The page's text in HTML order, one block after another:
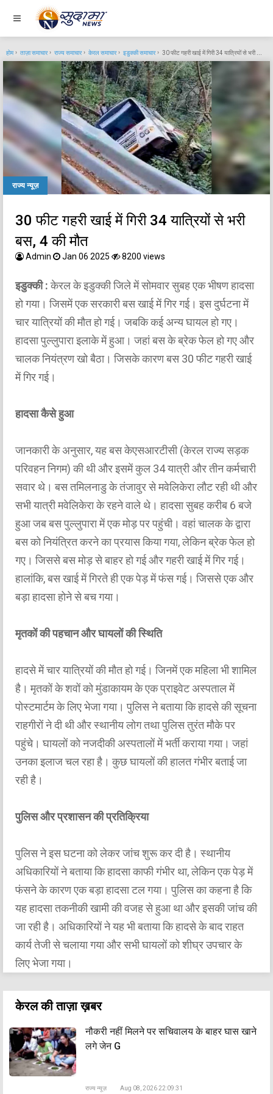
होम ताज़ा समाचार राज्य समाचार केरल समाचार इडुक्की समाचार 30 फीट गहरी खाई में गिरी 34 यात्रियों से भरी बस, 4 की मौत
राज्य न्यूज़
30 फीट गहरी खाई में गिरी 34 यात्रियों से भरी
बस, 4 की मौत
Admin Jan 06 2025 8200 views
इडुक्की :केरल के इडुक्की जिले में सोमवार सुबह एक भीषण हादसा
हो गया। जिसमें एक सरकारी बस खाई में गिर गई। इस दुर्घटना में
चार यात्रियों की मौत हो गई। जबकि कई अन्य घायल हो गए।
हादसा पुल्लुपारा इलाके में हुआ। जहां बस के ब्रेक फेल हो गए और
चालक नियंत्रण खो बैठा। जिसके कारण बस 30 फीट गहरी खाई
में गिर गई।
हादसा कैसे हुआ
जानकारी के अनुसार, यह बस केएसआरटीसी (केरल राज्य सड़क
परिवहन निगम) की थी और इसमें कुल 34 यात्री और तीन कर्मचारी
सवार थे। बस तमिलनाडु के तंजावुर से मवेलिकेरा लौट रही थी और
सभी यात्री मवेलिकेरा के रहने वाले थे। हादसा सुबह करीब 6 बजे
हुआ जब बस पुल्लुपारा में एक मोड़ पर पहुंची। वहां चालक के द्वारा
बस को नियंत्रित करने का प्रयास किया गया, लेकिन ब्रेक फेल हो
गए। जिससे बस मोड़ से बाहर हो गई और गहरी खाई में गिर गई।
हालांकि, बस खाई में गिरते ही एक पेड़ में फंस गई। जिससे एक और
बड़ा हादसा होने से बच गया।
मृतकों की पहचान और घायलों की स्थिति
हादसे में चार यात्रियों की मौत हो गई। जिनमें एक महिला भी शामिल
है। मृतकों के शवों को मुंडाकायम के एक प्राइवेट अस्पताल में
पोस्टमार्टम के लिए भेजा गया। पुलिस ने बताया कि हादसे की सूचना
राहगीरों ने दी थी और स्थानीय लोग तथा पुलिस तुरंत मौके पर
पहुंचे। घायलों को नजदीकी अस्पतालों में भर्ती कराया गया। जहां
उनका इलाज चल रहा है। कुछ घायलों की हालत गंभीर बताई जा
रही है।
पुलिस और प्रशासन की प्रतिक्रिया
पुलिस ने इस घटना को लेकर जांच शुरू कर दी है। स्थानीय
अधिकारियों ने बताया कि हादसा काफी गंभीर था, लेकिन एक पेड़ में
फंसने के कारण एक बड़ा हादसा टल गया। पुलिस का कहना है कि
यह हादसा तकनीकी खामी की वजह से हुआ था और इसकी जांच की
जा रही है। अधिकारियों ने यह भी बताया कि हादसे के बाद राहत
कार्य तेजी से चलाया गया और सभी घायलों को शीघ्र उपचार के
लिए भेजा गया।
केरल की ताज़ा ख़बर
नौकरी नहीं मिलने पर सचिवालय के बाहर घास खाने
लगे जेन G
राज्य न्यूज़ Aug 08, 2026 22:09:31